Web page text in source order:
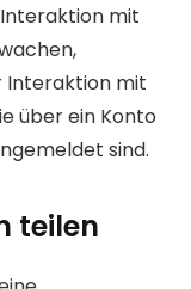
mit
Interaktion mit
über ein Konto
sind.
teilen